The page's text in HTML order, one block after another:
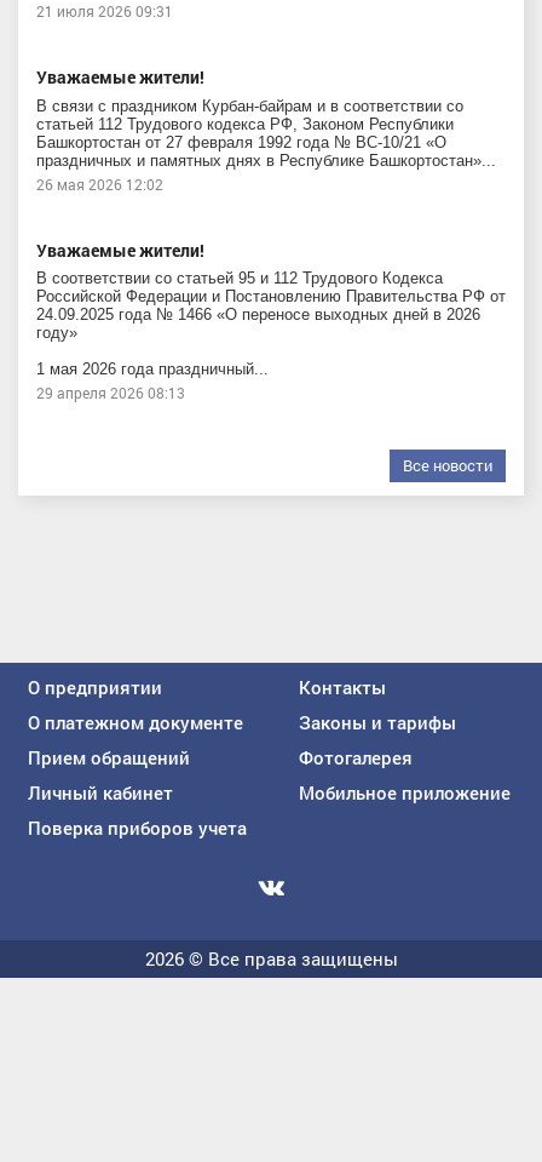
21 июля 2026 09:31
Уважаемые жители!
В связи с праздником Курбан-байрам и в соответствии со
статьей 112 Трудового кодекса РФ, Законом Республики
Башкортостан от 27 февраля 1992 года № ВС-10/21 «О
праздничных и памятных днях в Республике Башкортостан»...
26 мая 2026 12:02
Уважаемые жители!
В соответствии со статьей 95 и 112 Трудового Кодекса
Российской Федерации и Постановлению Правительства РФ от
24.09.2025 года № 1466 «О переносе выходных дней в 2026
году»
1 мая 2026 года праздничный...
29 апреля 2026 08:13
Все новости
О предприятии
Контакты
О платежном документе
Законы и тарифы
Прием обращений
Фотогалерея
Личный кабинет
Мобильное приложение
Поверка приборов учета
Мы
2026 © Все права защищены